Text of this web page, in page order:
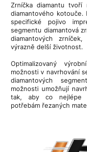
Zrníčka diamantu tvoří
diamantového kotouče.
specifické pojivo
segmentu diamantová
diamantových
výrazně delší životnost.
Optimalizovaný
možnosti v navrhování
diamantových
možnosti umožňují
tak, aby co nejlépe
potřebám řezaných